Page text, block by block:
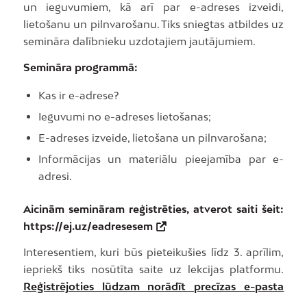
un ieguvumiem, kā arī par e-adreses izveidi,
lietošanu un pilnvarošanu. Tiks sniegtas atbildes uz
semināra dalībnieku uzdotajiem jautājumiem.
Semināra programmā:
Kas ir e-adrese?
Ieguvumi no e-adreses lietošanas;
E-adreses izveide, lietošana un pilnvarošana;
Informācijas un materiālu pieejamība par e-
adresi.
Aicinām semināram reģistrēties, atverot saiti šeit:
https://ej.uz/eadresesem
Interesentiem, kuri būs pieteikušies līdz 3. aprīlim,
iepriekš tiks nosūtīta saite uz lekcijas platformu.
Reģistrējoties lūdzam norādīt precīzas e-pasta